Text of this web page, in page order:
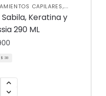
CAPILARES,
Keratina y
290 ML
$ 38